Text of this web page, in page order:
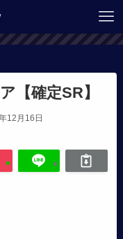
【確定SR】
12月16日